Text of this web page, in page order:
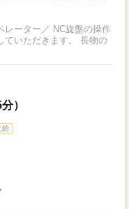
レーター／ NC旋盤の操作
ていただきます。 長物の
）
給